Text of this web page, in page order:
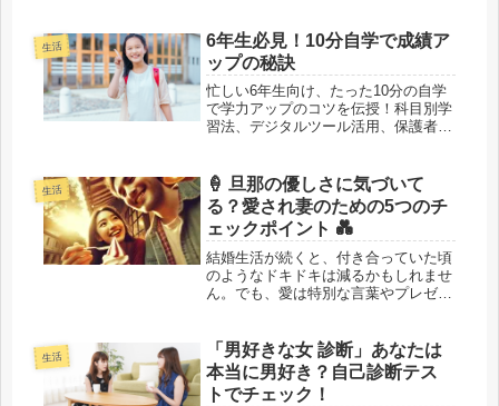
生活
6年生必見！10分自学で成績ア
ップの秘訣
忙しい6年生向け、たった10分の自学
で学力アップのコツを伝授！科目別学
習法、デジタルツール活用、保護者の
も豊富に紹介。
生活
🍦 旦那の優しさに気づいて
る？愛され妻のための5つのチ
ェックポイント 💑
結婚生活が続くと、付き合っていた頃
のようなドキドキは減るかもしれませ
ん。でも、愛は特別な言葉やプレゼン
えば、一緒にアイスを食べながら笑い
合うひととき。それは何気ない時間
だ...
生活
「男好きな女 診断」あなたは
本当に男好き？自己診断テス
トでチェック！